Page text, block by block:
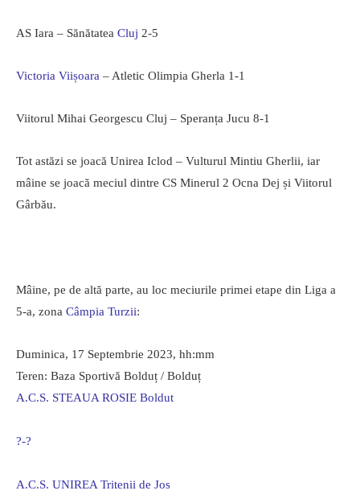
AS Iara – Sănătatea Cluj 2-5
Victoria Viișoara – Atletic Olimpia Gherla 1-1
Viitorul Mihai Georgescu Cluj – Speranța Jucu 8-1
Tot astăzi se joacă Unirea Iclod – Vulturul Mintiu Gherlii, iar
mâine se joacă meciul dintre CS Minerul 2 Ocna Dej și Viitorul
Gârbău.
Mâine, pe de altă parte, au loc meciurile primei etape din Liga a
5-a, zona Câmpia Turzii:
Duminica, 17 Septembrie 2023, hh:mm
Teren: Baza Sportivă Bolduț / Bolduț
A.C.S. STEAUA ROSIE Boldut
?-?
A.C.S. UNIREA Tritenii de Jos